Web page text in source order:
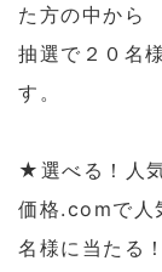
た方の中から
抽選で２０名
す。
★選べる！人
価格.comで人
名様に当たる！